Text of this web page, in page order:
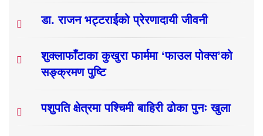
डा. राजन भट्टराईको प्रेरणादायी जीवनी
शुक्लाफाँटाका कुखुरा फार्ममा ‘फाउल पोक्स’को
सङ्क्रमण पुष्टि
पशुपति क्षेत्रमा पश्चिमी बाहिरी ढोका पुनः खुला